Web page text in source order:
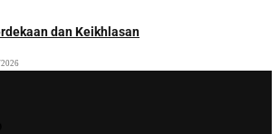
dan Keikhlasan